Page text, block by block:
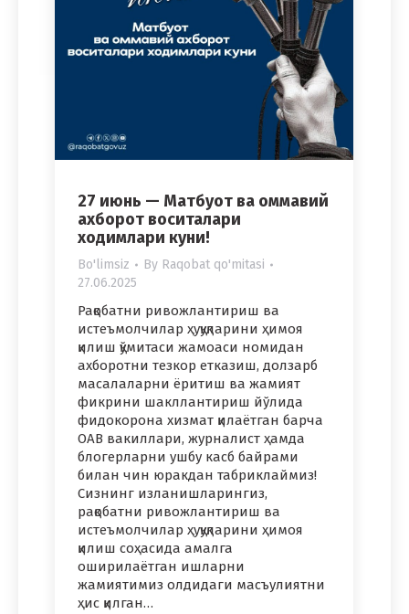
27 июнь — Матбуот ва оммавий
ахборот воситалари
ходимлари куни!
Bo'limsiz By Raqobat qo'mitasi
27.06.2025
Рақобатни ривожлантириш ва
истеъмолчилар ҳуқуқларини ҳимоя
қилиш қўмитаси жамоаси номидан
ахборотни тезкор етказиш, долзарб
масалаларни ёритиш ва жамият
фикрини шакллантириш йўлида
фидокорона хизмат қилаётган барча
ОАВ вакиллари, журналист ҳамда
блогерларни ушбу касб байрами
билан чин юракдан табриклаймиз!
Сизнинг изланишларингиз,
рақобатни ривожлантириш ва
истеъмолчилар ҳуқуқларини ҳимоя
қилиш соҳасида амалга
оширилаётган ишларни
жамиятимиз олдидаги масъулиятни
ҳис қилган…